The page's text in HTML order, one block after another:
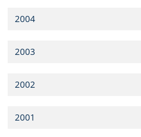
2004
2003
2002
2001